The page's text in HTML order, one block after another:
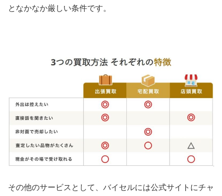
となかなか厳しい条件です。
その他のサービスとして、バイセルには公式サイトにチャ